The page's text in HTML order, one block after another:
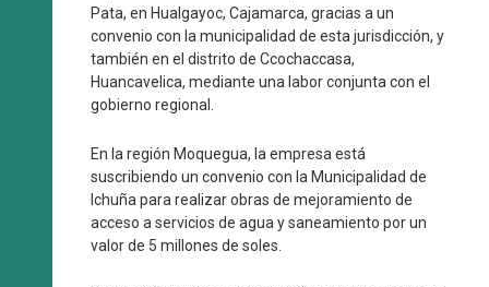
Pata, en Hualgayoc, Cajamarca, gracias a un
convenio con la municipalidad de esta jurisdicción, y
también en el distrito de Ccochaccasa,
Huancavelica, mediante una labor conjunta con el
gobierno regional.
En la región Moquegua, la empresa está
suscribiendo un convenio con la Municipalidad de
Ichuña para realizar obras de mejoramiento de
acceso a servicios de agua y saneamiento por un
valor de 5 millones de soles.